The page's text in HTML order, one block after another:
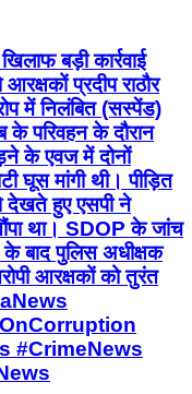
बड़ी कार्रवाई
प्रदीप राठौर
में निलंबित (सस्पेंड)
के परिवहन के दौरान
के एवज में दोनों
घूस मांगी थी। पीड़ित
देखते हुए एसपी ने
था। SDOP के जांच
के बाद पुलिस अधीक्षक
आरक्षकों को तुरंत
#CrimeNews